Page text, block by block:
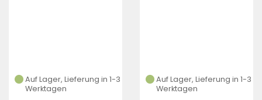
Auf Lager, Lieferung in 1-3
Werktagen
Auf Lager, Lieferung in 1-3
Werktagen